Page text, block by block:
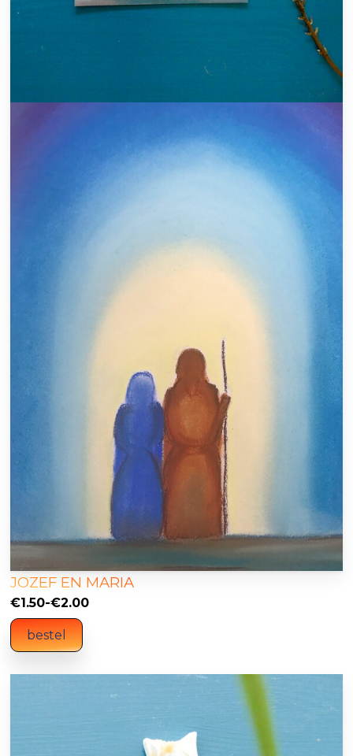
JOZEF EN MARIA
€1.50-€2.00
Prijsklasse:
€1.50
tot
€2.00
bestel